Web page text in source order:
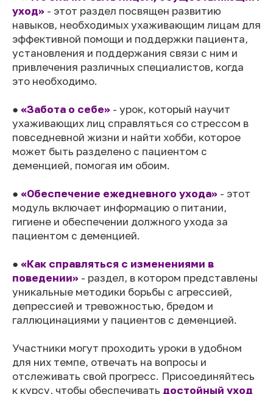
уход» - этот раздел посвящен развитию
навыков, необходимых ухаживающим лицам для
эффективной помощи и поддержки пациента,
установления и поддержания связи с ним и
привлечения различных специалистов, когда
это необходимо.
● «Забота о себе» - урок, который научит
ухаживающих лиц справляться со стрессом в
повседневной жизни и найти хобби, которое
может быть разделено с пациентом с
деменцией, помогая им обоим.
● «Обеспечение ежедневного ухода» - этот
модуль включает информацию о питании,
гигиене и обеспечении должного ухода за
пациентом с деменцией.
● «Как справляться с изменениями в
поведении» - раздел, в котором представлены
уникальные методики борьбы с агрессией,
депрессией и тревожностью, бредом и
галлюцинациями у пациентов с деменцией.
Участники могут проходить уроки в удобном
для них темпе, отвечать на вопросы и
отслеживать свой прогресс. Присоединяйтесь
к курсу, чтобы обеспечивать достойный уход